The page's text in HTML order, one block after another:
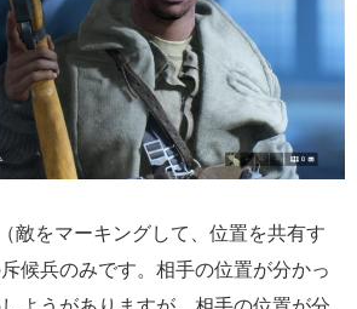
敵をマーキングして、位置を共有す
候兵のみです。相手の位置が分かっ